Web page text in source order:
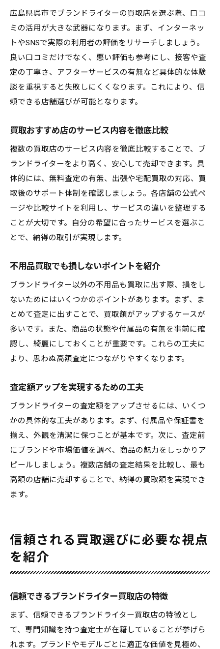
広島県呉市でブランドライターの買取店を選ぶ際、口コ
ミの活用が大きな武器になります。まず、インターネッ
トやSNSで実際の利用者の評価をリサーチしましょう。
良い口コミだけでなく、悪い評価も参考にし、接客や査
定の丁寧さ、アフターサービスの有無など具体的な体験
談を重視すると失敗しにくくなります。これにより、信
頼できる店舗選びが可能となります。
買取おすすめ店のサービス内容を徹底比較
複数の買取店のサービス内容を徹底比較することで、ブ
ランドライターをより高く、安心して売却できます。具
体的には、無料査定の有無、出張や宅配買取の対応、買
取後のサポート体制を確認しましょう。各店舗の公式ペ
ージや比較サイトを利用し、サービスの違いを整理する
ことが大切です。自分の希望に合ったサービスを選ぶこ
とで、納得の取引が実現します。
不用品買取でも損しないポイントを紹介
ブランドライター以外の不用品も買取に出す際、損をし
ないためにはいくつかのポイントがあります。まず、ま
とめて査定に出すことで、買取額がアップするケースが
多いです。また、商品の状態や付属品の有無を事前に確
認し、綺麗にしておくことが重要です。これらの工夫に
より、思わぬ高額査定につながりやすくなります。
査定額アップを実現するための工夫
ブランドライターの査定額をアップさせるには、いくつ
かの具体的な工夫があります。まず、付属品や保証書を
揃え、外観を清潔に保つことが基本です。次に、査定前
にブランドや市場価値を調べ、商品の魅力をしっかりア
ピールしましょう。複数店舗の査定結果を比較し、最も
高額の店舗に売却することで、納得の買取額を実現でき
ます。
信頼される買取選びに必要な視点
を紹介
信頼できるブランドライター買取店の特徴
まず、信頼できるブランドライター買取店の特徴とし
て、専門知識を持つ査定士が在籍していることが挙げら
れます。ブランドやモデルごとに適正な価値を見極め、